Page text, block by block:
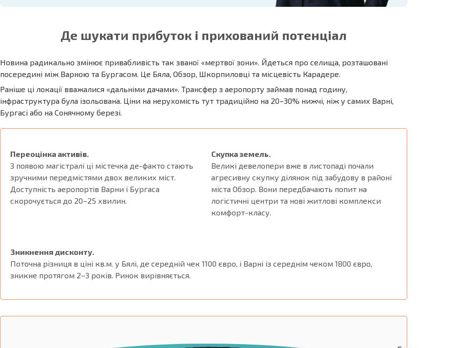
Де шукати прибуток і прихований потенціал
Новина радикально змінює привабливість так званої «мертвої зони». Йдеться про селища, розташовані
посередині між Варною та Бургасом. Це Бяла, Обзор, Шкорпиловці та місцевість Карадере.
Раніше ці локації вважалися «дальніми дачами». Трансфер з аеропорту займав понад годину,
інфраструктура була ізольована. Ціни на нерухомість тут традиційно на 20–30% нижчі, ніж у самих Варні,
Бургасі або на Сонячному березі.
Переоцінка активів.
З появою магістралі ці містечка де-факто стають
зручними передмістями двох великих міст.
Доступність аеропортів Варни і Бургаса
скорочується до 20–25 хвилин.
Скупка земель.
Великі девелопери вже в листопаді почали
агресивну скупку ділянок під забудову в районі
міста Обзор. Вони передбачають попит на
логістичні центри та нові житлові комплекси
комфорт-класу.
Зникнення дисконту.
Поточна різниця в ціні кв.м. у Бялі, де середній чек 1100 євро, і Варні із середнім чеком 1800 євро,
зникне протягом 2–3 років. Ринок вирівняється.